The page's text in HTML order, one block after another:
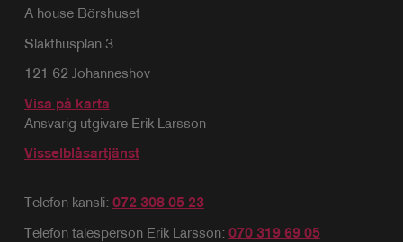
A house Börshuset
Slakthusplan 3
121 62 Johanneshov
Visa på karta
Ansvarig utgivare Erik Larsson
Visselblåsartjänst
Telefon kansli: 072 308 05 23
Telefon talesperson Erik Larsson: 070 319 69 05